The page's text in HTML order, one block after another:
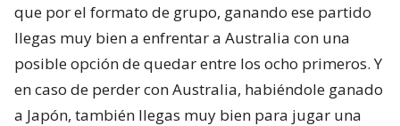
que por el formato de grupo, ganando ese partido
llegas muy bien a enfrentar a Australia con una
posible opción de quedar entre los ocho primeros. Y
en caso de perder con Australia, habiéndole ganado
a Japón, también llegas muy bien para jugar una